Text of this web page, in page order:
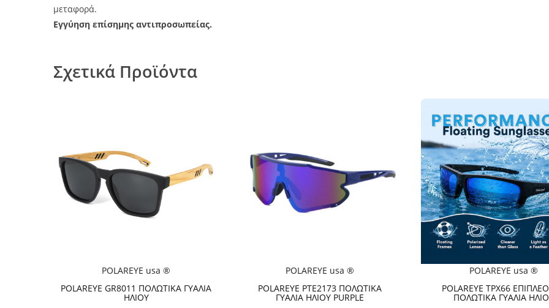
μεταφορά.
Εγγύηση επίσημης αντιπροσωπείας.
Σχετικά Προϊόντα
POLAREYE usa ®
POLAREYE GR8011 ΠΟΛΩΤΙΚΑ ΓΥΑΛΙΑ
ΗΛΙΟΥ
POLAREYE usa ®
POLAREYE PTE2173 ΠΟΛΩΤΙΚΑ
ΓΥΑΛΙΑ ΗΛΙΟΥ PURPLE
POLAREYE usa ®
POLAREYE TPX66
ΠΟΛΩΤΙΚΑ ΓΥΑΛΙΑ